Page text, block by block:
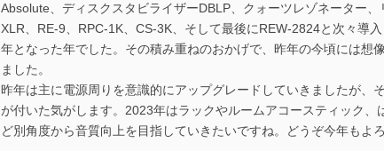
Absolute、ディスクスタビライザーDBLP、クォーツレゾネーター
XLR、RE-9、RPC-1K、CS-3K、そして最後にREW-2824と次々導
年となった年でした。その積み重ねのおかげで、昨年の今頃には想
ました。
昨年は主に電源周りを意識的にアップグレードしていきましたが、
が付いた気がします。2023年はラックやルームアコースティック
ど別角度から音質向上を目指していきたいですね。どうぞ今年もよ